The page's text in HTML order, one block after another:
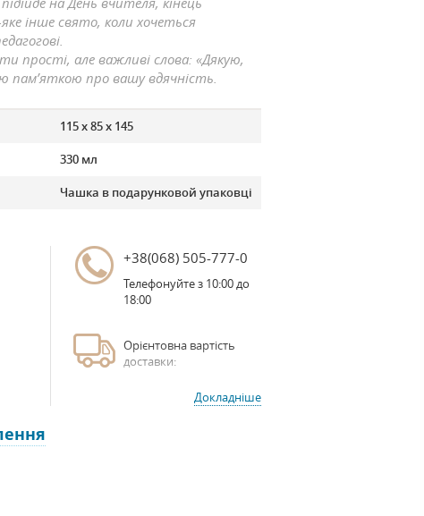
інше свято, коли хочеться
прості, але важливі слова: «Дякую,
пам’яткою про вашу вдячність.
115 х 85 х 145
330 мл
Чашка в подарунковой упаковці
+38(068) 505-777-0
Телефонуйте з 10:00 до
18:00
Орієнтовна вартість
доставки:
Докладніше